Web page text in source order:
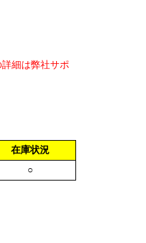
細は弊社サポ
在庫状況
○